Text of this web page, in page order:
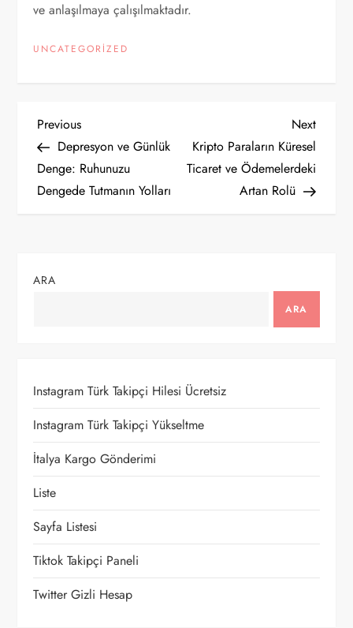
ve anlaşılmaya çalışılmaktadır.
UNCATEGORIZED
Y
a
z
g
i
n
m
e
s
i
Previous
Post
Previous
Depresyon ve Günlük
Denge: Ruhunuzu
Dengede Tutmanın Yolları
Next
Post
Next
Kripto Paraların Küresel
Ticaret ve Ödemelerdeki
Artan Rolü
ARA
ARA
Instagram Türk Takipçi Hilesi Ücretsiz
Instagram Türk Takipçi Yükseltme
İtalya Kargo Gönderimi
Liste
Sayfa Listesi
Tiktok Takipçi Paneli
Twitter Gizli Hesap